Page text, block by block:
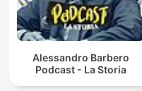
Alessandro Barbero
Podcast - La Storia